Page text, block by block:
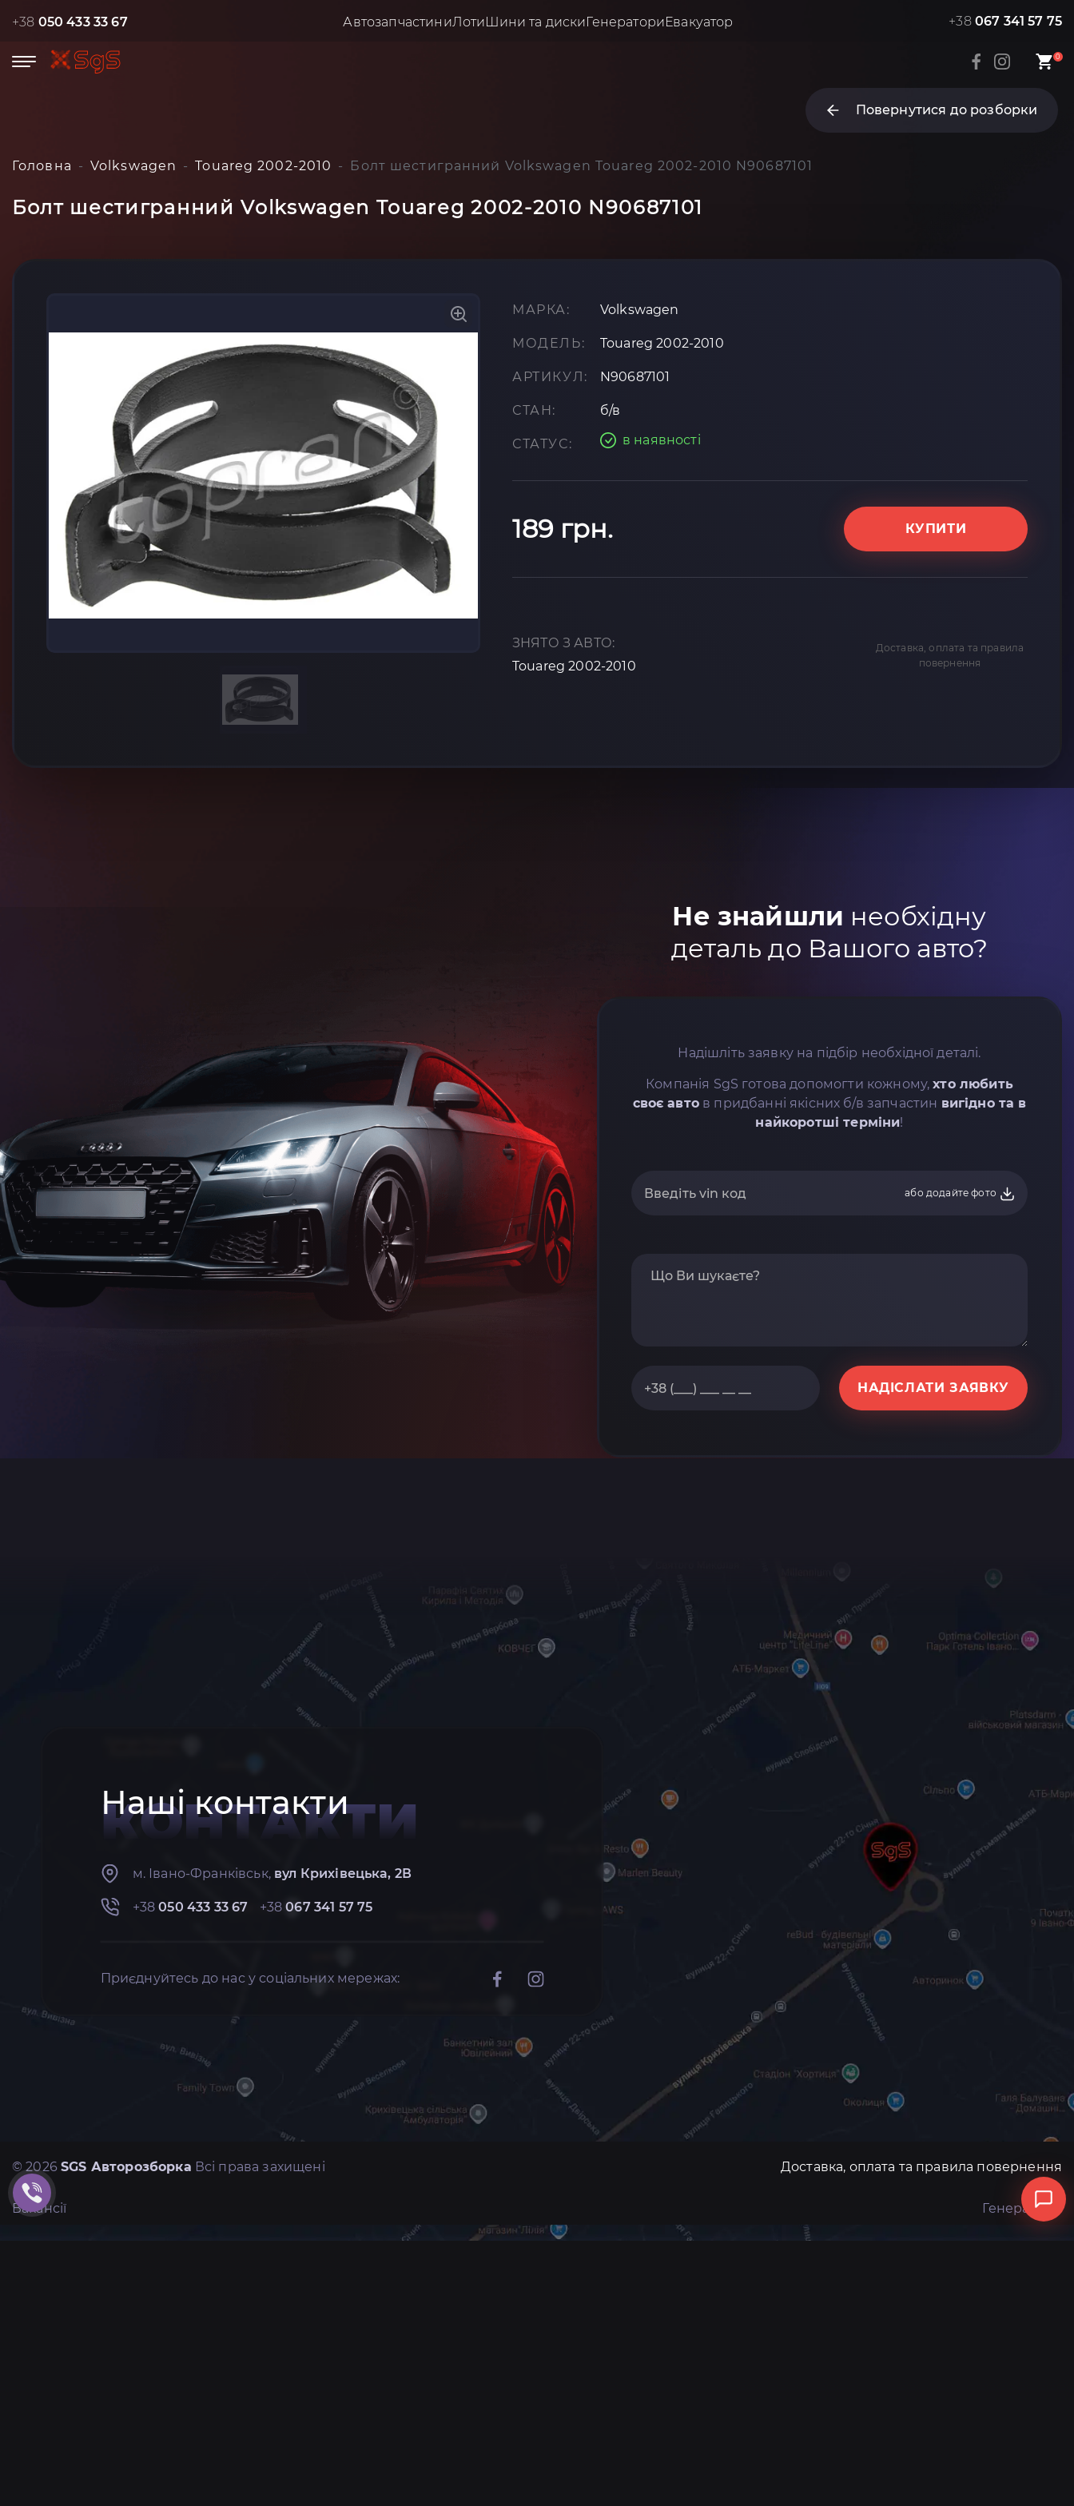
+38 050 433 33 67 АвтозапчастиниЛотиШини та дискиГенераториЕвакуатор +38 067 341 57 75
0
Повернутися до розборки
Головна Volkswagen Touareg 2002-2010 Болт шестигранний Volkswagen Touareg 2002-2010 N90687101
Болт шестигранний Volkswagen Touareg 2002-2010 N90687101
МАРКА: Volkswagen
МОДЕЛЬ: Touareg 2002-2010
АРТИКУЛ: N90687101
СТАН: б/в
СТАТУС: в наявності
189 грн. КУПИТИ
ЗНЯТО З АВТО:
Touareg 2002-2010
Доставка, оплата та правила
повернення
Не знайшли необхідну
деталь до Вашого авто?
Надішліть заявку на підбір необхідної деталі.
Компанія SgS готова допомогти кожному,хто любить
своє автов придбанні якісних б/в запчастин вигідно та в
найкоротші терміни!
або додайте фото
НАДІСЛАТИ ЗАЯВКУ
Наші контакти
КОНТАКТИ
м. Івано-Франківськ, вул Крихівецька, 2В
+38050 433 33 67 +38067 341 57 75
Приєднуйтесь до нас у соціальних мережах:
© 2026SGS Авторозборка Всі права захищені Доставка, оплата та правила повернення
Вакансії Генератори